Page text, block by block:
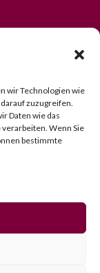
wir Technologien wie
zuzugreifen.
Daten wie das
Wenn Sie
bestimmte